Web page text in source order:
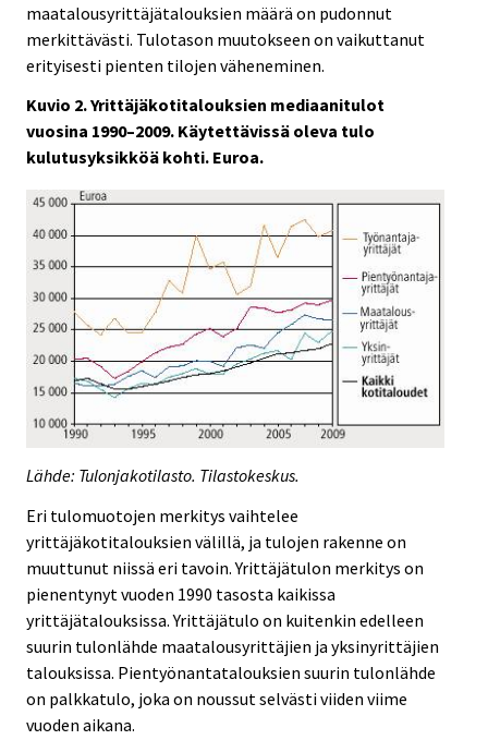
maatalousyrittäjätalouksien määrä on pudonnut
merkittävästi. Tulotason muutokseen on vaikuttanut
erityisesti pienten tilojen väheneminen.
Kuvio 2. Yrittäjäkotitalouksien mediaanitulot
vuosina 1990–2009. Käytettävissä oleva tulo
kulutusyksikköä kohti. Euroa.
Lähde: Tulonjakotilasto. Tilastokeskus.
Eri tulomuotojen merkitys vaihtelee
yrittäjäkotitalouksien välillä, ja tulojen rakenne on
muuttunut niissä eri tavoin. Yrittäjätulon merkitys on
pienentynyt vuoden 1990 tasosta kaikissa
yrittäjätalouksissa. Yrittäjätulo on kuitenkin edelleen
suurin tulonlähde maatalousyrittäjien ja yksinyrittäjien
talouksissa. Pientyönantatalouksien suurin tulonlähde
on palkkatulo, joka on noussut selvästi viiden viime
vuoden aikana.